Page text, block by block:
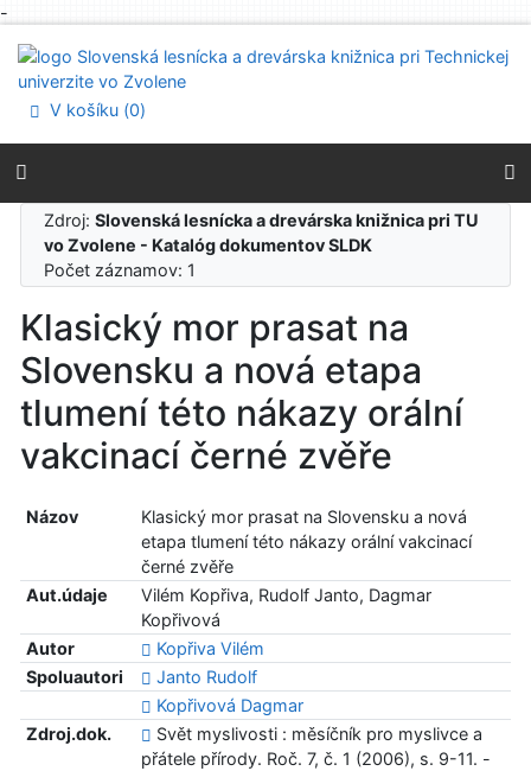
-
Prejsť na menu
Prehlásenie o webovej prístupnosti
V košíku (0)
Zdroj:Slovenská lesnícka a drevárska knižnica pri TU
vo Zvolene - Katalóg dokumentov SLDK
Počet záznamov: 1
Klasický mor prasat na
Slovensku a nová etapa
tlumení této nákazy orální
vakcinací černé zvěře
Názov
Klasický mor prasat na Slovensku a nová
etapa tlumení této nákazy orální vakcinací
černé zvěře
Aut.údaje
Vilém Kopřiva, Rudolf Janto, Dagmar
Kopřivová
Autor
Kopřiva Vilém
Spoluautori
Janto Rudolf
Kopřivová Dagmar
Zdroj.dok.
Svět myslivosti : měsíčník pro myslivce a
přátele přírody. Roč. 7, č. 1 (2006), s. 9-11. -